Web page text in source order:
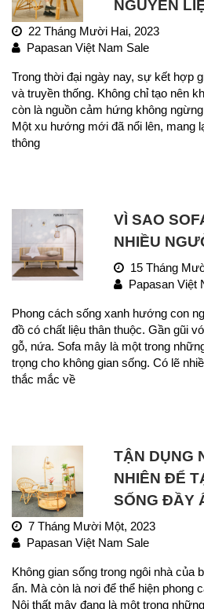
NGUYÊN
22 Tháng Mười Hai, 2023
Papasan Việt Nam Sale
Trong thời đại ngày nay, sự kết hợp
và truyền thống. Không chỉ tạo nên
còn là nguồn cảm hứng không
Một xu hướng mới đã nổi lên, mang
thông
VÌ SAO
NHIỀU
15 Tháng
Papasan Việt
Phong cách sống xanh hướng con
đồ có chất liệu thân thuộc. Gần gũi
gỗ, nứa. Sofa mây là một trong
trọng cho không gian sống. Có lẽ
thắc mắc về
TẬN DỤNG
NHIÊN ĐỂ
SỐNG ĐẦY
7 Tháng Mười Một, 2023
Papasan Việt Nam Sale
Không gian sống trong ngôi nhà của
ẩn. Mà còn là nơi để thể hiện phong
Nội thất mây đang là một trong